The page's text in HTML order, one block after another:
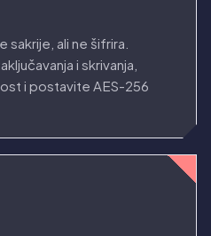
ali ne šifrira.
i skrivanja,
i postavite AES-256